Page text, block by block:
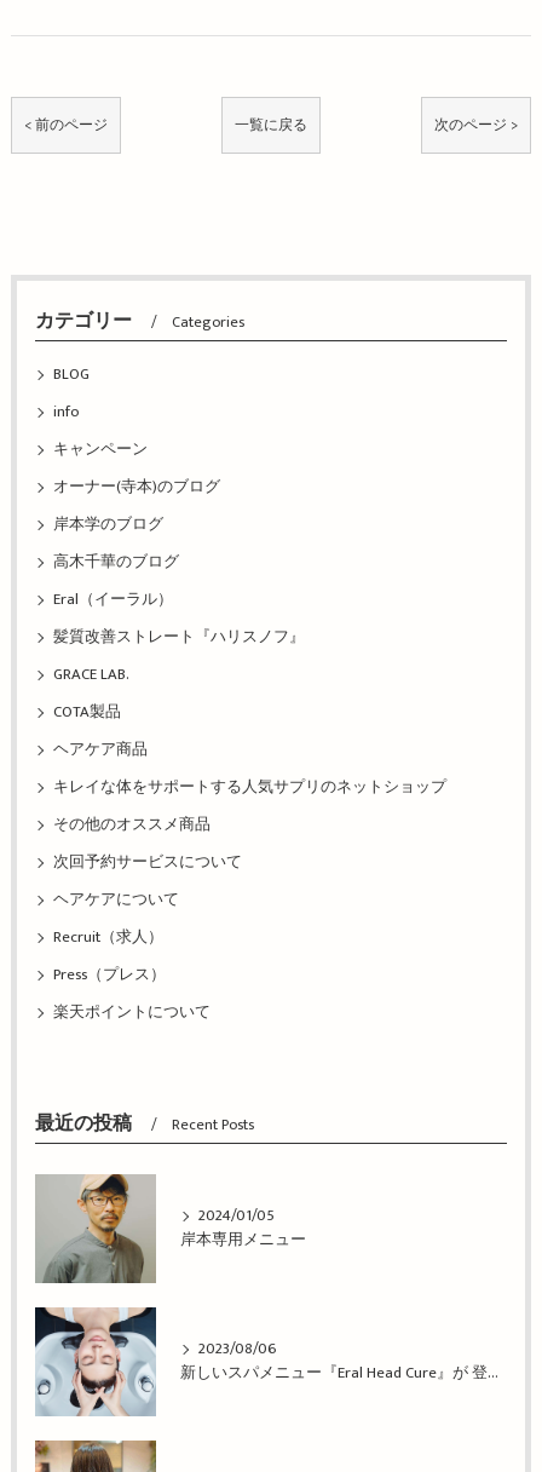
< 前のページ 一覧に戻る 次のページ >
カテゴリー Categories
BLOG
info
キャンペーン
オーナー(寺本)のブログ
岸本学のブログ
高木千華のブログ
Eral（イーラル）
髪質改善ストレート『ハリスノフ』
GRACE LAB.
COTA製品
ヘアケア商品
キレイな体をサポートする人気サプリのネットショップ
その他のオススメ商品
次回予約サービスについて
ヘアケアについて
Recruit（求人）
Press（プレス）
楽天ポイントについて
最近の投稿 Recent Posts
2024/01/05
岸本専用メニュー
2023/08/06
新しいスパメニュー『Eral Head Cure』が 登場！姫路市の美容院BEREA(ベレア)はお客様のキレイを叶える美容室／ヘアサロン